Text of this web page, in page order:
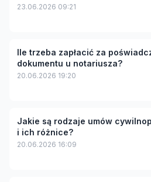
23.06.2026 09:21
Ile trzeba zapłacić za
dokumentu u notariusza?
20.06.2026 19:20
Jakie są rodzaje umów
i ich różnice?
20.06.2026 16:09